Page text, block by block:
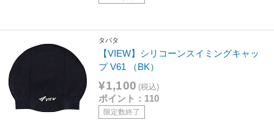
タバタ
【VIEW】シリコーンスイミングキャッ
プ V61 （BK）
¥1,100 (税込)
ポイント：110
限定数終了